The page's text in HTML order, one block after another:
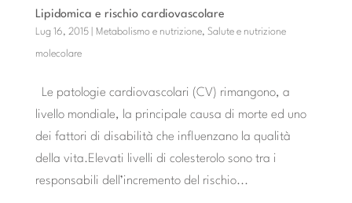
Lipidomica e rischio cardiovascolare
Lug 16, 2015| Metabolismo e nutrizione, Salute e nutrizione
molecolare
Le patologie cardiovascolari (CV) rimangono, a
livello mondiale, la principale causa di morte ed uno
dei fattori di disabilità che influenzano la qualità
della vita.Elevati livelli di colesterolo sono tra i
responsabili dell’incremento del rischio...